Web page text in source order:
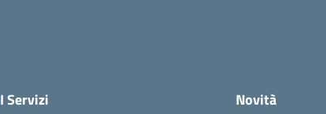
I Servizi Novità